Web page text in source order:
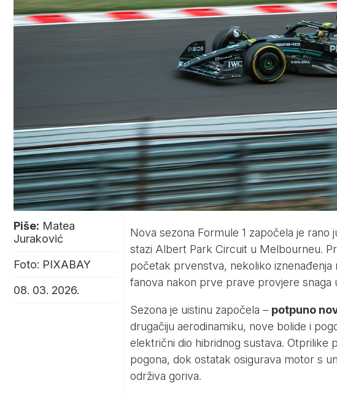
Piše: Matea
Juraković
Foto: PIXABAY
08. 03. 2026.
Nova sezona Formule 1 započela je
stazi Albert Park Circuit u Melbourneu.
početak prvenstva, nekoliko
fanova nakon prve prave provjere
Sezona je uistinu započela – potpuno
drugačiju aerodinamiku, nove bolide i
električni dio hibridnog sustava. Otprilike
pogona, dok ostatak osigurava motor s
održiva goriva.